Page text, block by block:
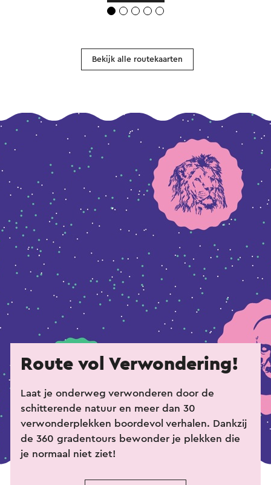
Bekijk alle routekaarten
Route vol Verwondering!
Laat je onderweg verwonderen door de
schitterende natuur en meer dan 30
verwonderplekken boordevol verhalen. Dankzij
de 360 gradentours bewonder je plekken die
je normaal niet ziet!